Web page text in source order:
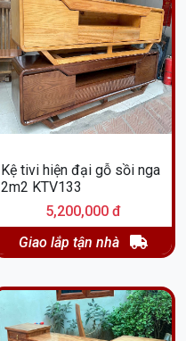
Kệ tivi hiện đại gỗ sồi nga
2m2 KTV133
5,200,000 đ
Giao lắp tận nhà